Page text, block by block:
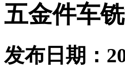
五金件车
发布日期：